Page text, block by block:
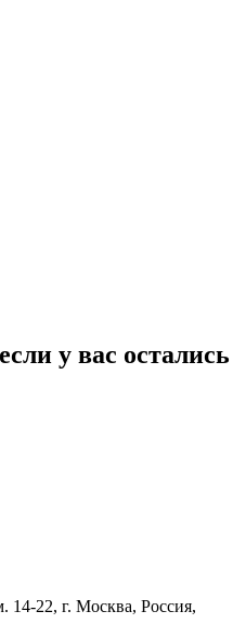
у вас остались
14-22, г. Москва, Россия,